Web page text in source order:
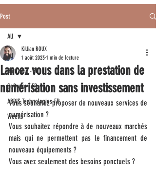
Post
All
Hardware - FR
Software - FR
ADDIS Technologies-FR
Weeflo
All
Lancez vous dans la prestation de
numérisation sans investissement
Killian ROUX
1 août 2023 1 min de lecture
Vous souhaitez proposer de nouveaux services de
numérisation ?
Vous souhaitez répondre à de nouveaux marchés
mais qui ne permettent pas le financement de
nouveaux équipements ?
Vous avez seulement des besoins ponctuels ?